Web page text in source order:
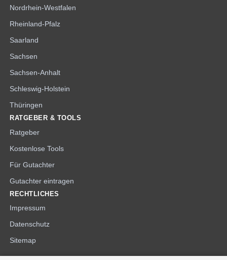
Nordrhein-Westfalen
Rheinland-Pfalz
Saarland
Sachsen
Sachsen-Anhalt
Schleswig-Holstein
Thüringen
RATGEBER & TOOLS
Ratgeber
Kostenlose Tools
Für Gutachter
Gutachter eintragen
RECHTLICHES
Impressum
Datenschutz
Sitemap